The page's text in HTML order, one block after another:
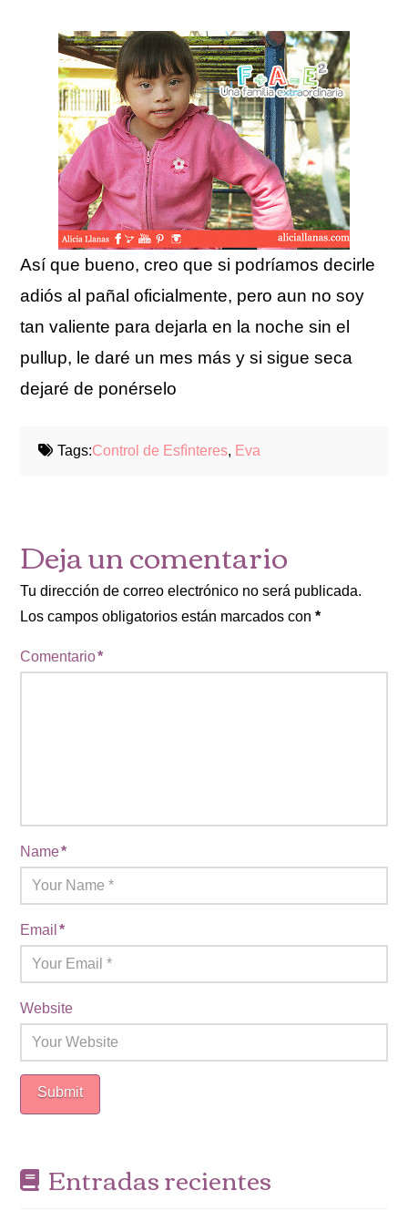
Así que bueno, creo que si podríamos decirle
adiós al pañal oficialmente, pero aun no soy
tan valiente para dejarla en la noche sin el
pullup, le daré un mes más y si sigue seca
dejaré de ponérselo
Tags:Control de Esfìnteres, Eva
Deja un comentario
Tu dirección de correo electrónico no será publicada.
Los campos obligatorios están marcados con*
Comentario*
Name*
Email*
Website
Entradas recientes